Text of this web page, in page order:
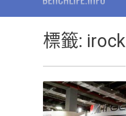
標籤: irock